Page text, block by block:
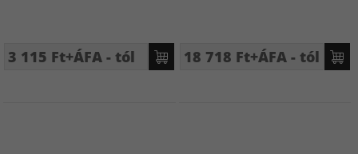
3 115 Ft+ÁFA - tól 18 718 Ft+ÁFA - tól